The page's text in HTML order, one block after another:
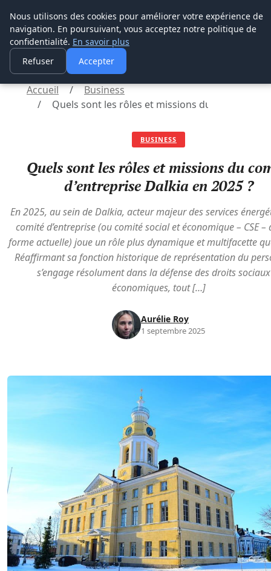
Lyon Photos
Accueil
Business
Quels sont les rôles et missions du comité
BUSINESS
Quels sont les rôles et missions du
d’entreprise Dalkia en 2025 ?
En 2025, au sein de Dalkia, acteur majeur des services
comité d’entreprise (ou comité social et économique – CSE –
forme actuelle) joue un rôle plus dynamique et multifacette
Réaffirmant sa fonction historique de représentation du
s’engage résolument dans la défense des droits
économiques, tout […]
Aurélie Roy
1 septembre 2025
Nous utilisons des cookies pour améliorer votre expérience de
navigation. En poursuivant, vous acceptez notre politique de
confidentialité. En savoir plus
Refuser
Accepter